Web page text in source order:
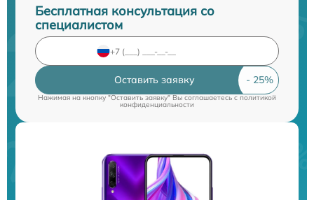
Бесплатная консультация со
специалистом
Оставить заявку
Нажимая на кнопку "Оставить заявку" Вы соглашаетесь cполитикой
конфиденциальности